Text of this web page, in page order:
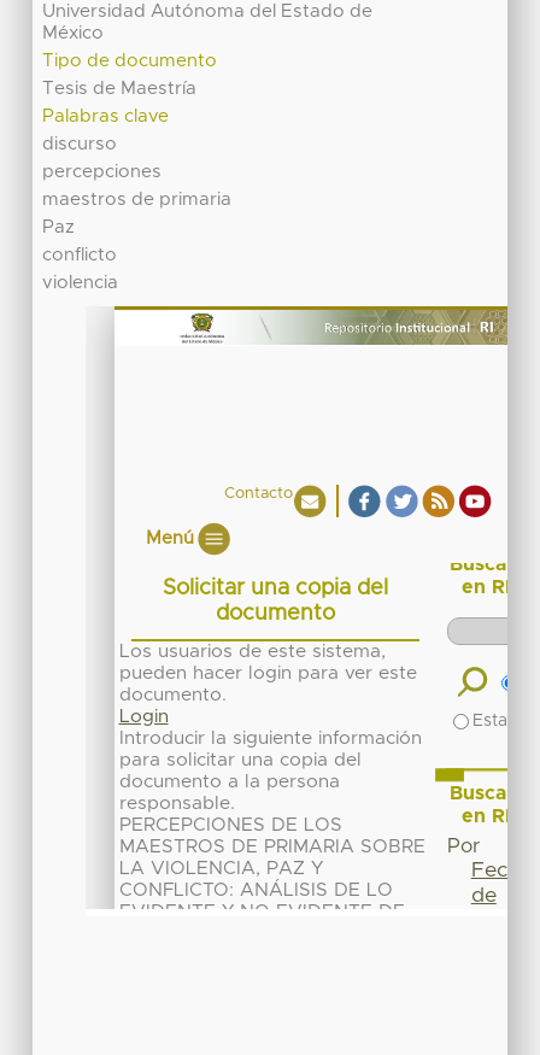
Universidad Autónoma del Estado de
México
Tipo de documento
Tesis de Maestría
Palabras clave
discurso
percepciones
maestros de primaria
Paz
conflicto
violencia